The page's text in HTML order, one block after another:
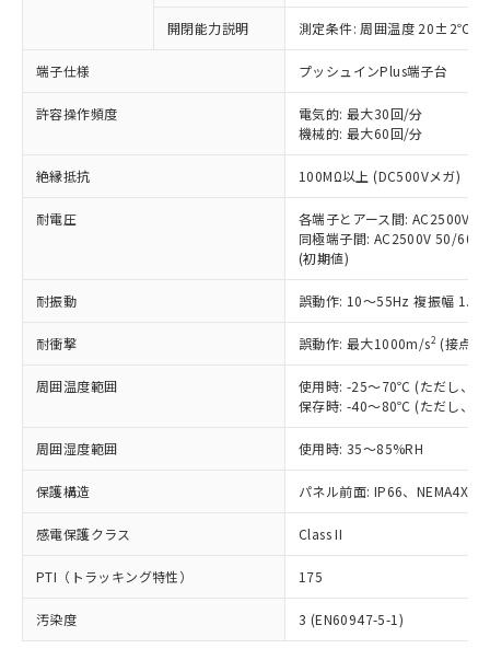
開閉能力説明 測定条件: 周囲温度 20±2℃、
端子仕様 プッシュインPlus端子台
許容操作頻度
電気的: 最大30回/分
機械的: 最大60回/分
絶縁抵抗 100MΩ以上 (DC500Vメガ)
耐電圧
各端子とアース間: AC2500V
同極端子間: AC2500V 50/
(初期値)
耐振動 誤動作: 10～55Hz 複振幅
耐衝撃 誤動作: 最大1000m/s2 (接点
周囲温度範囲
使用時: -25～70℃ (ただし、氷
保存時: -40～80℃ (ただし、氷
周囲湿度範囲 使用時: 35～85%RH
保護構造 パネル前面: IP66、NEMA4X,
感電保護クラス Class II
PTI（トラッキング特性） 175
汚染度 3 (EN60947-5-1)
以下の条件をお読みいただき、同意のうえ
ご利用ください。
本サービスは、当社制御機器事業取扱
商品の当社在庫状況および標準価格
当社制御機器事業取扱商品の中には、
本サービスの対象外となる商品もある
ことをご了承ください。
在庫状況および標準価格照会結果は、
記載している更新日時点での社内デー
タに基づき作成されるものであり、閲
覧された時点での実際の在庫および標
準価格とは異なる場合があることをご
正式な納期状況および標準価格はお客
様のお取引先、またはお客様担当のオ
ムロン制御機器販売店・当社販売員に
オムロン制御機器販売店や当社販売拠
販売ネットワーク
」をご確認
ください。
在庫状況および標準価格結果を当社の
事前の承諾なく第三者に漏洩または開
マイパーツ機能（部品リスト作成サー
対応予定なし：EU RoHS指令（10物質）の
非含有に非対応の商品で、対応品を出す予
定はありません。
調査・確認中：EU RoHS指令（10物質）の
非含有の対応状況を調査中または確認中の
非該当品：ライセンス料など無形物で、有
害物質有無と関係のない商品です。
いたものが、含有品と判明した場合などや
むを得ず変更することがあります。
六価クロム(Cr(Ⅵ)) 1000ppm以下、ポリ臭化ビフェニル
類(PBB) 1000ppm以下、ポリ臭化ジフェニルエーテル類
(PBDE) 1000ppm以下、フタル酸ビス(2-エチルヘキシ
ル) (DEHP)(別名：DOP) 1000ppm以下、フタル酸ブチ
ルベンジル（BBP） 1000ppm以下、フタル酸ジブチル
（DBP） 1000ppm以下、フタル酸ジイソブチル
(DIBP) 1000ppm以下
フタル酸エステル類の４物質については閾値を超える意
図的な使用がないことを確認しています。
※2 対応予定月
部品在庫の切り替え状況などにより、予定
月が前後することがあります。
※1 中国RoHS○×表
「○」：最大均質材料含有率が中国RoHSの
基準値以下であることを示します。
「×」：最大均質材料含有率が中国RoHSの
基準値を超えていることを示します。
「－」：未確認です。当社販売部門へお問
*中国RoHS10物質の基準値 (GB/T26572)：
Pb(鉛) :1000ppm、 Hg(水銀) : 1000ppm、 Cd(カドミウ
Cr(Ⅵ)(六価クロム) : 1000ppm、 PBBs(ポリ臭化ビフェ
ニル類) : 1000ppm、 PBDEs(ポリ臭化ジフェニルエーテ
DBP(フタル酸ジブチル) : 1000ppm、 DIBP(フタル酸ジ
イソブチル) : 1000ppm、 BBP(フタル酸ブチルベンジ
ル) : 1000ppm、
DEHP(フタル酸ビス(2-エチルヘキシル)) : 1000ppm
※2 環境保護使用期限
「ｅ」：有害物質（10物質）のすべてが基
準値以下であることを示します。
「10」：通常の使用状況下において有害物
質が外部に漏えいし、環境に深刻な影響を
当社は、これら貴社製品のうち、外国
為替および外国貿易法に定める商品
（以下｢規制貨物等」という）を輸出
または国外への提供する場合は、日本
国政府の輸出許可(または役務取引許
可)を取得するなどの必要な手続きを
当社は規制貨物を破棄する場合は、完
全に破砕するなど、違法に輸出されな
いよう必要な手段を講じます。
ル、化学兵器、生物兵器またはその他
武器並びにこれらの製造装置等に一切
使用いたしません。
当社は、貴社製品を第三者に販売する
場合は、上記1、2および3の内容を当
該第三者に通知します。また当社は、
販売先および販売に係わる関係者が違
法に輸出するおそれがある場合は、取
○ 一定数以上の在庫あり
一定数には満たないが在庫あり
在庫なし(最新の在庫状況につ
いては、お客様のお取引先、ま
たはお客様担当のオムロン制御
機器販売店・当社販売員にご確
認ください)
受注生産機種、また在庫状況の